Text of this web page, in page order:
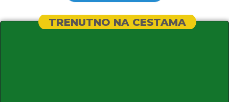
TRENUTNO NA CESTAMA